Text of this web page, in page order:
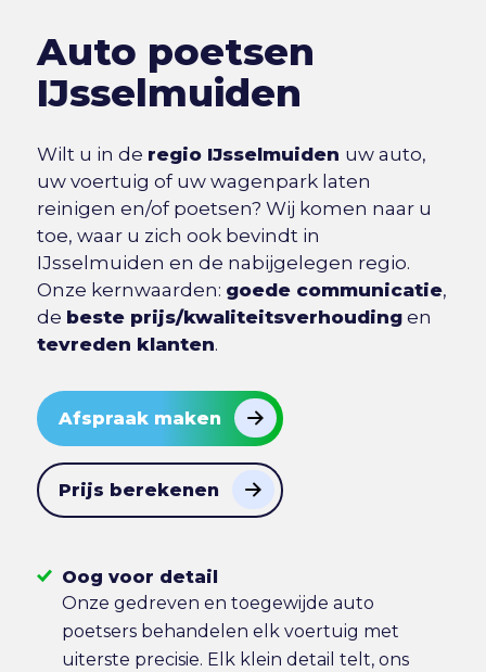
Auto poetsen
IJsselmuiden
Wilt u in de regio IJsselmuiden uw auto,
uw voertuig of uw wagenpark laten
reinigen en/of poetsen? Wij komen naar u
toe, waar u zich ook bevindt in
IJsselmuiden en de nabijgelegen regio.
Onze kernwaarden: goede communicatie,
de beste prijs/kwaliteitsverhoudingen
tevreden klanten.
Afspraak maken
Prijs berekenen
Oog voor detail
Onze gedreven en toegewijde auto
poetsers behandelen elk voertuig met
uiterste precisie. Elk klein detail telt, ons